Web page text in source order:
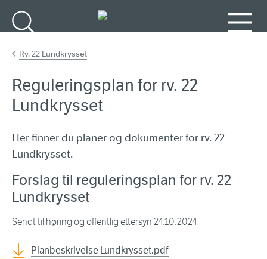
Rv. 22 Lundkrysset
Reguleringsplan for rv. 22
Lundkrysset
Her finner du planer og dokumenter for rv. 22
Lundkrysset.
Forslag til reguleringsplan for rv. 22
Lundkrysset
Sendt til høring og offentlig ettersyn 24.10.2024
Planbeskrivelse Lundkrysset.pdf